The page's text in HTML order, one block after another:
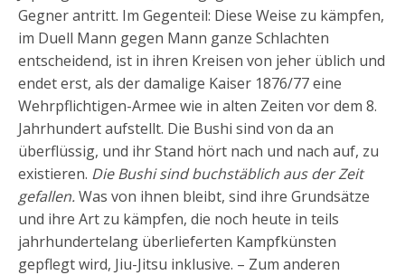
Gegner antritt. Im Gegenteil: Diese Weise zu kämpfen,
im Duell Mann gegen Mann ganze Schlachten
entscheidend, ist in ihren Kreisen von jeher üblich und
endet erst, als der damalige Kaiser 1876/77 eine
Wehrpflichtigen-Armee wie in alten Zeiten vor dem 8.
Jahrhundert aufstellt. Die Bushi sind von da an
überflüssig, und ihr Stand hört nach und nach auf, zu
existieren. Die Bushi sind buchstäblich aus der Zeit
gefallen.Was von ihnen bleibt, sind ihre Grundsätze
und ihre Art zu kämpfen, die noch heute in teils
jahrhundertelang überlieferten Kampfkünsten
gepflegt wird, Jiu-Jitsu inklusive. – Zum anderen